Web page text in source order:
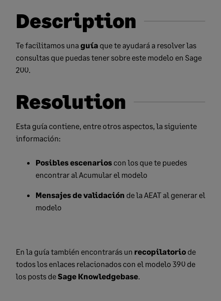
Description
Te facilitamos una guía que te ayudará a resolver las
consultas que puedas tener sobre este modelo en Sage
200.
Resolution
Esta guía contiene, entre otros aspectos, la siguiente
información:
Posibles escenarios con los que te puedes
encontrar al Acumular el modelo
Mensajes de validación de la AEAT al generar el
modelo
En la guía también encontrarás un recopilatorio de
todos los enlaces relacionados con el modelo 390 de
los posts deSage Knowledgebase.